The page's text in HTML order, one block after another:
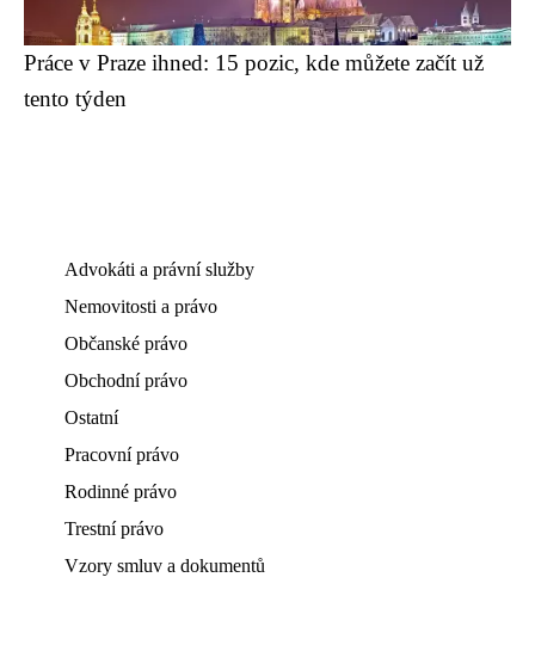
Práce v Praze ihned: 15 pozic, kde můžete začít už
tento týden
Advokáti a právní služby
Nemovitosti a právo
Občanské právo
Obchodní právo
Ostatní
Pracovní právo
Rodinné právo
Trestní právo
Vzory smluv a dokumentů